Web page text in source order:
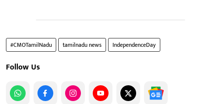
#CMOTamilNadu tamilnadu news IndependenceDay
Follow Us